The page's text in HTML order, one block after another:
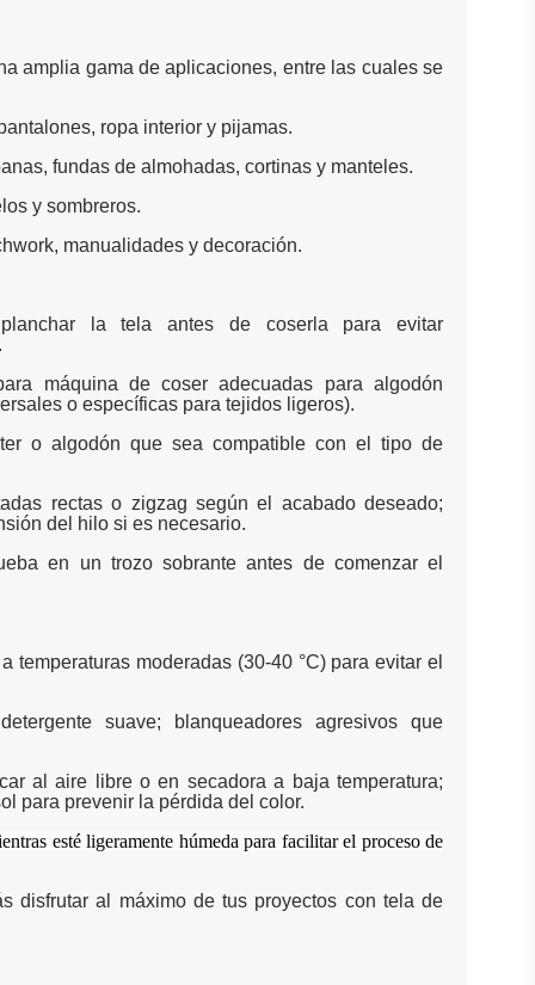
amplia gama de aplicaciones, entre las cuales se
ropa interior y pijamas.
fundas de almohadas, cortinas y manteles.
y sombreros.
manualidades y decoración.
la tela antes de coserla para evitar
máquina de coser adecuadas para algodón
o específicas para tejidos ligeros).
o algodón que sea compatible con el tipo de
rectas o zigzag según el acabado deseado;
del hilo si es necesario.
en un trozo sobrante antes de comenzar el
temperaturas moderadas (30-40 °C) para evitar el
suave; blanqueadores agresivos que
al aire libre o en secadora a baja temperatura;
para prevenir la pérdida del color.
esté ligeramente húmeda para facilitar el proceso de
disfrutar al máximo de tus proyectos con tela de